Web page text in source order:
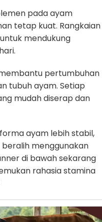
pada ayam
tetap kuat. Rangkaian
mendukung
pertumbuhan
tubuh ayam. Setiap
mudah diserap dan
ayam lebih stabil,
menggunakan
di bawah sekarang
rahasia stamina